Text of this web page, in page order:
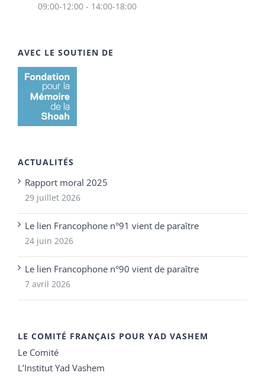
09:00-12:00 - 14:00-18:00
AVEC LE SOUTIEN DE
ACTUALITÉS
Rapport moral 2025
29 juillet 2026
Le lien Francophone n°91 vient de paraître
24 juin 2026
Le lien Francophone n°90 vient de paraître
7 avril 2026
LE COMITÉ FRANÇAIS POUR YAD VASHEM
Le Comité
L’Institut Yad Vashem